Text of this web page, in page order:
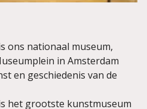
ons nationaal museum,
in Amsterdam
en geschiedenis van de
het grootste kunstmuseum